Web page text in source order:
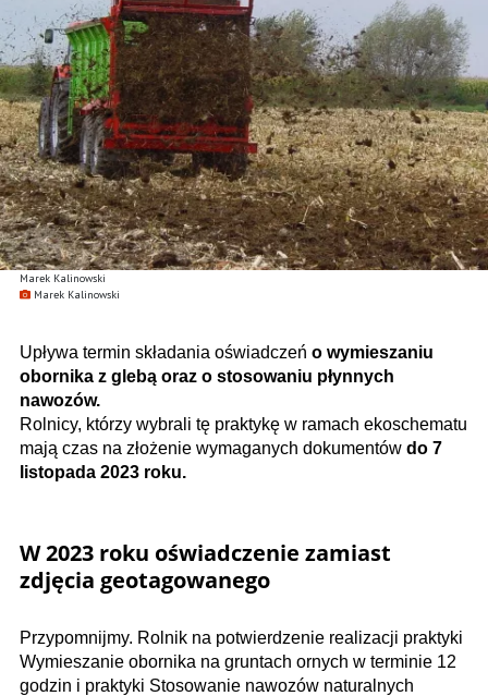
Marek Kalinowski
Marek Kalinowski
Upływa termin składania oświadczeń o wymieszaniu
obornika z glebą oraz o stosowaniu płynnych
nawozów.
Rolnicy, którzy wybrali tę praktykę w ramach ekoschematu
mają czas na złożenie wymaganych dokumentów do 7
listopada 2023 roku.
W 2023 roku oświadczenie zamiast
zdjęcia geotagowanego
Przypomnijmy. Rolnik na potwierdzenie realizacji praktyki
Wymieszanie obornika na gruntach ornych w terminie 12
godzin i praktyki Stosowanie nawozów naturalnych